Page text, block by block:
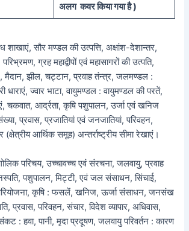
अलग कवर किया गया है )
शाखाएं, सौर मण्डल की उत्पत्ति, अक्षांश-देशान्तर,
ग्रह महाद्वीपों एवं महासागरों की उत्पति,
मैदान, झील, चट्टान, प्रवाह तंन्त्र, जलमण्डल :
धाराएं, ज्वार भाटा, वायुमण्डल : वायुमण्डल की परतें,
चकवात, आर्द्रता, कृषि पशुपालन, उर्जा एवं खनिज
प्रवास, प्रजातियां एवं जनजातियां, परिवहन,
(क्षेत्रीय आर्थिक समूह) अन्तर्राष्ट्रीय सीमा रेखाएं।
परिचय, उच्चावच्च एवं संरचना, जलवायु, प्रवाह
पशुपालन, मिट्टी, एवं जल संसाधन, सिंचाई,
परियोजना, कृषि : फसलें, खनिज, ऊर्जा संसाधन, जनसंख
प्रवास, परिवहन, संचार, विदेश व्यापार, अधिवास,
: हवा, पानी, मृदा प्रदूषण, जलवायु परिवर्तन : कारण